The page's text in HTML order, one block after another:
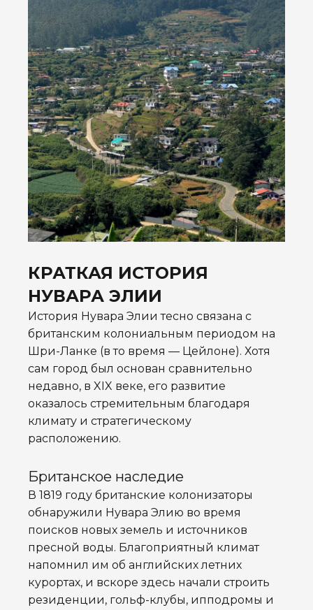
КРАТКАЯ ИСТОРИЯ
НУВАРА ЭЛИИ
История Нувара Элии тесно связана с
британским колониальным периодом на
Шри-Ланке (в то время — Цейлоне). Хотя
сам город был основан сравнительно
недавно, в XIX веке, его развитие
оказалось стремительным благодаря
климату и стратегическому
расположению.
Британское наследие
В 1819 году британские колонизаторы
обнаружили Нувара Элию во время
поисков новых земель и источников
пресной воды. Благоприятный климат
напомнил им об английских летних
курортах, и вскоре здесь начали строить
резиденции, гольф-клубы, ипподромы и